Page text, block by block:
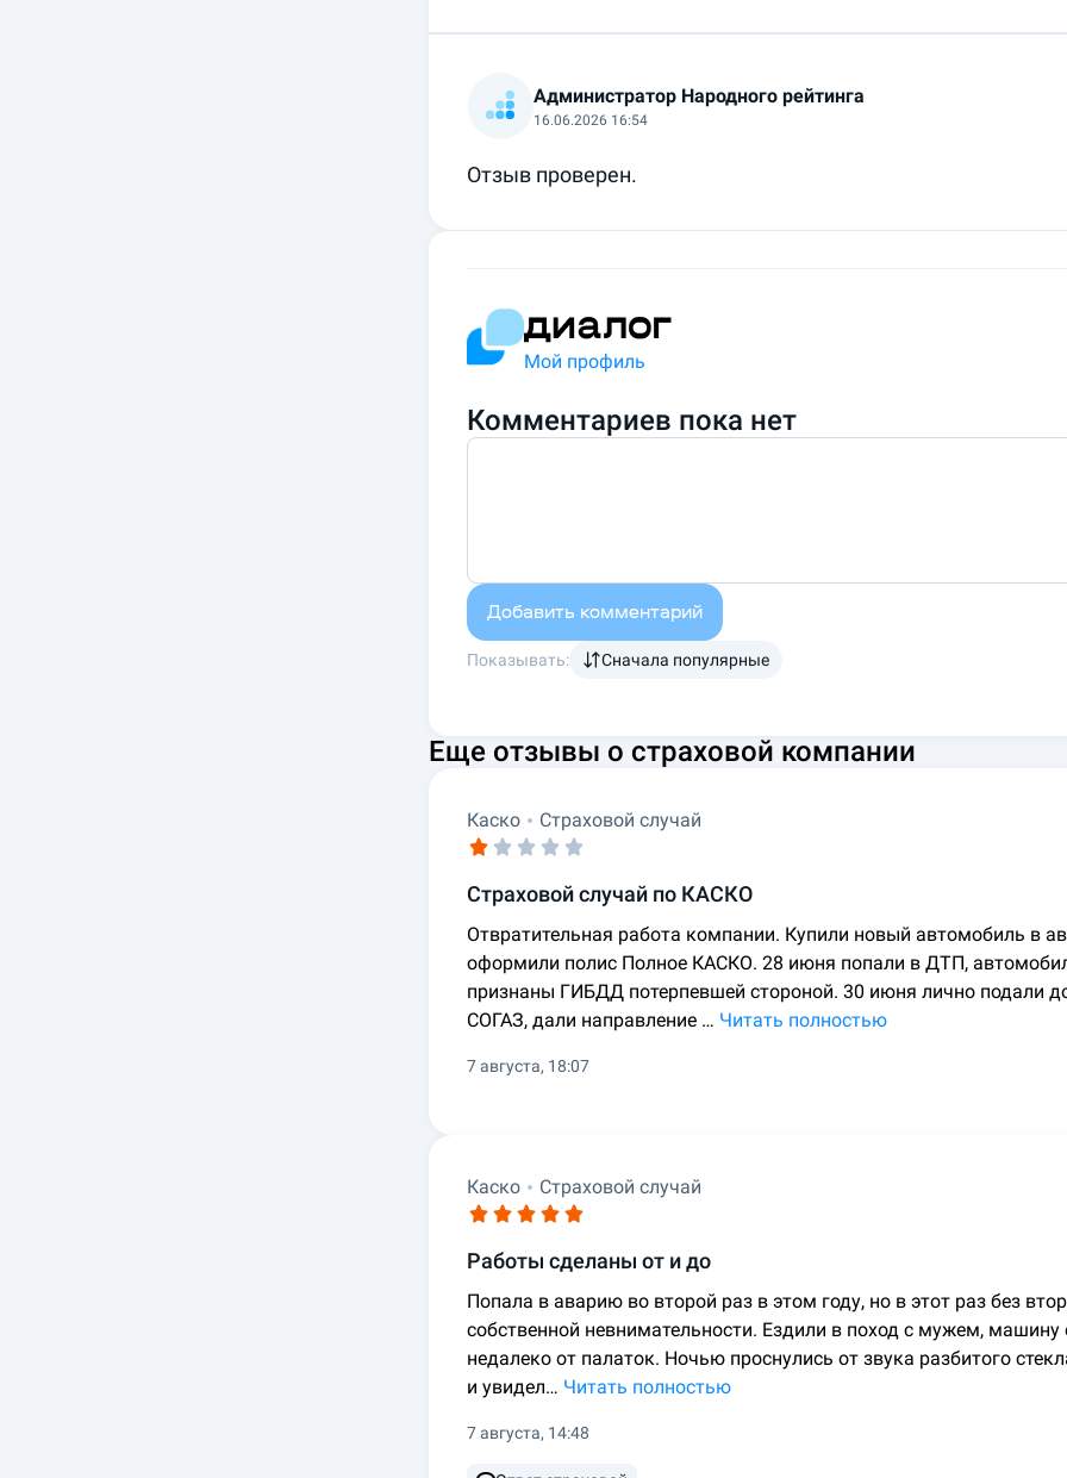
Администратор Народного рейтинга
16.06.2026 16:54
Отзыв проверен.
Мой профиль
Комментариев пока нет
Добавить комментарий
Показывать: Сначала популярные
Еще отзывы о страховой компании
Каско Страховой случай
Страховой случай по КАСКО
Отвратительная работа компании. Купили новый автомобиль в
оформили полис Полное КАСКО. 28 июня попали в ДТП,
признаны ГИБДД потерпевшей стороной. 30 июня лично подали
СОГАЗ, дали направление … Читать полностью
7 августа, 18:07
Каско Страховой случай
Работы сделаны от и до
Попала в аварию во второй раз в этом году, но в этот раз без
собственной невнимательности. Ездили в поход с мужем, машину
недалеко от палаток. Ночью проснулись от звука разбитого
и увидел… Читать полностью
7 августа, 14:48